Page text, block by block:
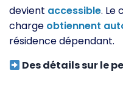
devient accessible. Le
charge obtiennent
résidence dépendant.
Des détails sur le